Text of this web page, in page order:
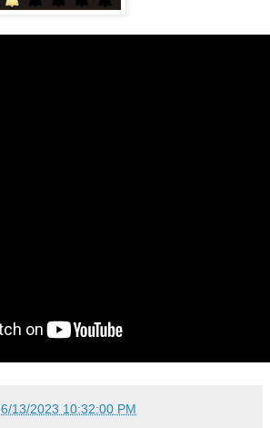
6/13/2023 10:32:00 PM